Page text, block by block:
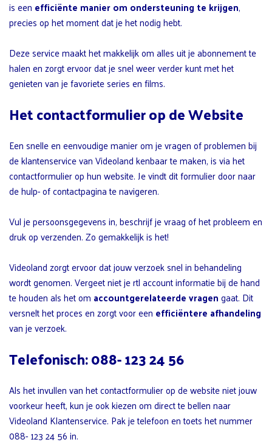
is een efficiënte manier om ondersteuning te krijgen,
precies op het moment dat je het nodig hebt.
Deze service maakt het makkelijk om alles uit je abonnement te
halen en zorgt ervoor dat je snel weer verder kunt met het
genieten van je favoriete series en films.
Het contactformulier op de Website
Een snelle en eenvoudige manier om je vragen of problemen bij
de klantenservice van Videoland kenbaar te maken, is via het
contactformulier op hun website. Je vindt dit formulier door naar
de hulp- of contactpagina te navigeren.
Vul je persoonsgegevens in, beschrijf je vraag of het probleem en
druk op verzenden. Zo gemakkelijk is het!
Videoland zorgt ervoor dat jouw verzoek snel in behandeling
wordt genomen. Vergeet niet je rtl account informatie bij de hand
te houden als het om accountgerelateerde vragengaat. Dit
versnelt het proces en zorgt voor een efficiëntere afhandeling
van je verzoek.
Telefonisch: 088- 123 24 56
Als het invullen van het contactformulier op de website niet jouw
voorkeur heeft, kun je ook kiezen om direct te bellen naar
Videoland Klantenservice. Pak je telefoon en toets het nummer
088- 123 24 56 in.